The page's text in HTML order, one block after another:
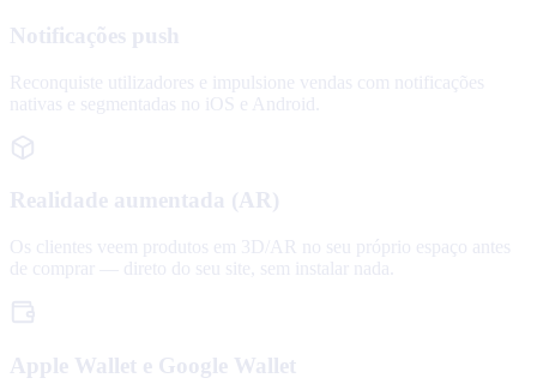
Notificações push
Reconquiste utilizadores e impulsione vendas com notificações
nativas e segmentadas no iOS e Android.
Realidade aumentada (AR)
Os clientes veem produtos em 3D/AR no seu próprio espaço antes
de comprar — direto do seu site, sem instalar nada.
Apple Wallet e Google Wallet